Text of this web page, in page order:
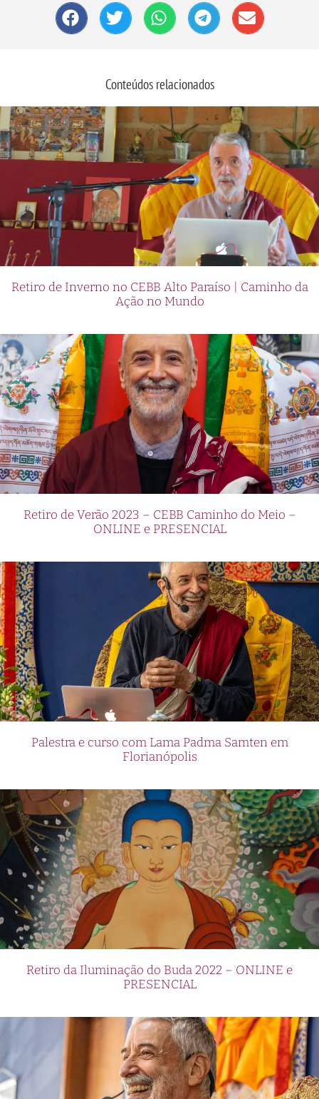
Conteúdos relacionados
Retiro de Inverno no CEBB Alto Paraíso | Caminho da
Ação no Mundo
Retiro de Verão 2023 – CEBB Caminho do Meio –
ONLINE e PRESENCIAL
Palestra e curso com Lama Padma Samten em
Florianópolis
Retiro da Iluminação do Buda 2022 – ONLINE e
PRESENCIAL